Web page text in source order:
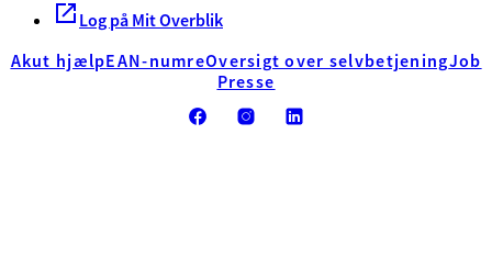
Log på Mit Overblik
Akut hjælpEAN-numreOversigt over selvbetjeningJob
Presse